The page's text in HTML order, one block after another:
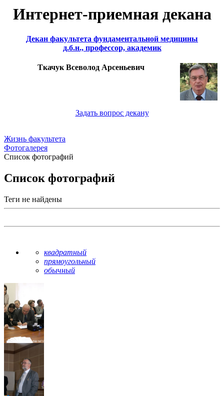
Интернет-приемная декана
Декан факультета фундаментальной медицины
д.б.н., профессор, академик
Ткачук Всеволод Арсеньевич
Задать вопрос декану
Жизнь факультета
Фотогалерея
Список фотографий
Список фотографий
Теги не найдены
квадратный
прямоугольный
обычный